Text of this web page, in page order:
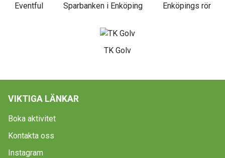
Eventful Sparbanken i Enköping Enköpings rör
TK Golv
VIKTIGA LÄNKAR
Boka aktivitet
Kontakta oss
Instagram